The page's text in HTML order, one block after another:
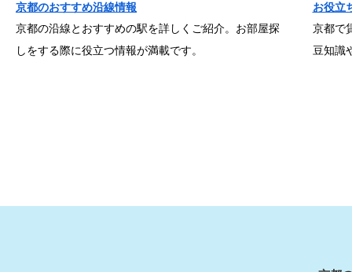
京都のおすすめ沿線情報
京都の沿線とおすすめの駅を詳しくご紹介。お部屋探
しをする際に役立つ情報が満載です。
お役立
京都で
豆知識